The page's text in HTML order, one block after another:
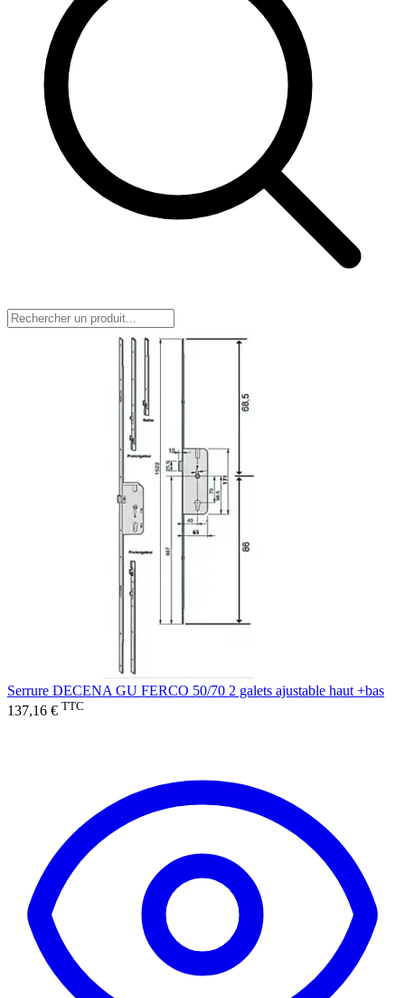
Serrure DECENA GU FERCO 50/70 2 galets ajustable haut +bas
137,16 € TTC